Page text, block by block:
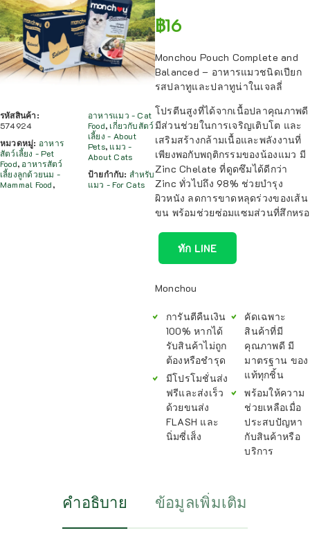
รหัสสินค้า:
574924
หมวดหมู่: อาหาร
สัตว์เลี้ยง - Pet
Food, อาหารสัตว์
เลี้ยงลูกด้วยนม -
Mammal Food,
อาหารแมว - Cat
Food, เกี่ยวกับสัตว์
เลี้ยง - About
Pets, แมว -
About Cats
ป้ายกำกับ: สำหรับ
แมว - For Cats
฿16
Monchou Pouch Complete and
Balanced – อาหารแมวชนิดเปียก
รสปลาทูและปลาทูน่าในเจลลี่
โปรตีนสูงที่ได้จากเนื้อปลาคุณภาพดี
มีส่วนช่วยในการเจริญเติบโต และ
เสริมสร้างกล้ามเนื้อและพลังงานที่
เพียงพอกับพฤติกรรมของน้องแมว มี
Zinc Chelate ที่ดูดซึมได้ดีกว่า
Zinc ทั่วไปถึง 98% ช่วยบำรุง
ผิวหนัง ลดการขาดหลุดร่วงของเส้น
ขน พร้อมช่วยซ่อมแซมส่วนที่สึกหรอ
ทัก LINE
Monchou
การันตีคืนเงิน
100% หากได้
รับสินค้าไม่ถูก
ต้องหรือชำรุด
มีโปรโมชั่นส่ง
ฟรีและส่งเร็ว
ด้วยขนส่ง
FLASH และ
นิ่มซี่เส็ง
คัดเฉพาะ
สินค้าที่มี
คุณภาพดี มี
มาตรฐาน ของ
แท้ทุกชิ้น
พร้อมให้ความ
ช่วยเหลือเมื่อ
ประสบปัญหา
กับสินค้าหรือ
บริการ
คำอธิบาย ข้อมูลเพิ่มเติม